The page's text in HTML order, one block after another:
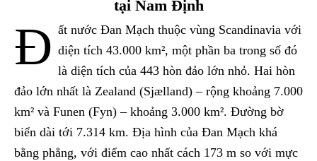
tại Nam Định
Đ ất nước Đan Mạch thuộc vùng Scandinavia với
diện tích 43.000 km², một phần ba trong số đó
là diện tích của 443 hòn đảo lớn nhỏ. Hai hòn
đảo lớn nhất là Zealand (Sjælland) – rộng khoảng 7.000
km² và Funen (Fyn) – khoảng 3.000 km². Đường bờ
biển dài tới 7.314 km. Địa hình của Đan Mạch khá
bằng phẳng, với điểm cao nhất cách 173 m so với mực